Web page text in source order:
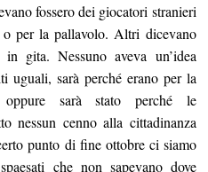
fossero dei giocatori stranieri
per la pallavolo. Altri dicevano
gita. Nessuno aveva un’idea
uguali, sarà perché erano per la
oppure sarà stato perché le
nessun cenno alla cittadinanza
punto di fine ottobre ci siamo
che non sapevano dove